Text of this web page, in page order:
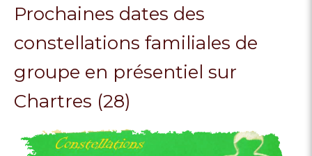
Prochaines dates des
constellations familiales de
groupe en présentiel sur
Chartres (28)